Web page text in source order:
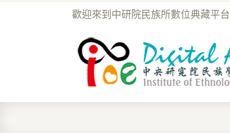
歡迎來到中研院民族所數位典藏平台